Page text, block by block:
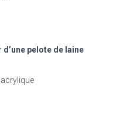
pelote de laine
acrylique